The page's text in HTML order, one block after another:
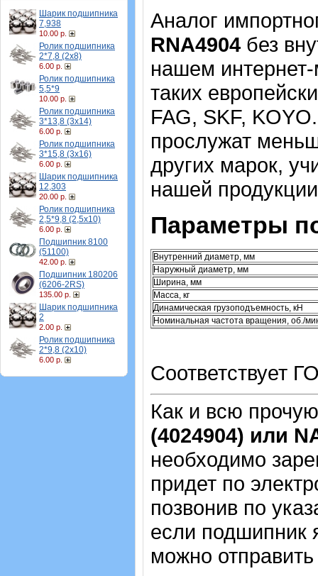
Шарик подшипника
7,938
10.00 р.
Ролик подшипника
2*7,8 (2х8)
6.00 р.
Ролик подшипника
5,5*9
10.00 р.
Ролик подшипника
3*13,8 (3х14)
6.00 р.
Ролик подшипника
3*15,8 (3х16)
6.00 р.
Шарик подшипника
12,303
20.00 р.
Ролик подшипника
2,5*9,8 (2,5х10)
6.00 р.
Подшипник 8100
(51100)
42.00 р.
Подшипник 180206
(6206-2RS)
135.00 р.
Шарик подшипника
2
2.00 р.
Ролик подшипника
2*9,8 (2х10)
6.00 р.
Аналог
RNA4904 без
нашем интернет-
таких
FAG, SKF,
прослужат
других марок,
нашей
Параметры
Внутренний диаметр, мм
Наружный диаметр, мм
Ширина, мм
Масса, кг
Динамическая грузоподъемность, кН
Номинальная частота вращения, об./
Соответствует
Как и всю
(4024904) или
необходимо
придет по
позвонив по
если подшипник
можно